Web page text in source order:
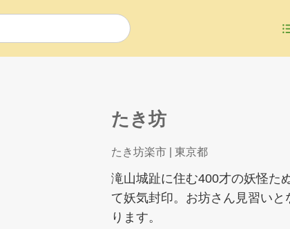
たき坊
たき坊楽市 | 東京都
滝山城趾に住む400才の妖怪た
て妖気封印。お坊さん見習い
ります。